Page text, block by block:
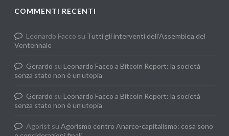
COMMENTI RECENTI
Leonardo Facco su Tutti gli interventi dell’Assemblea del
Ventennale
Gerardo su Leonardo Facco a Bitcoin Report: la società
senza stato non è un’utopia
Gerardo su Leonardo Facco a Bitcoin Report: la società
senza stato non è un’utopia
Agorist suAgorismo contro Anarco-capitalismo: cosa sono